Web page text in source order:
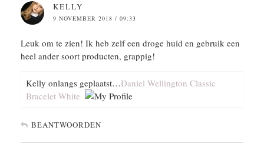
KELLY
9 NOVEMBER 2018 / 09:33
Leuk om te zien! Ik heb zelf een droge huid en gebruik een
heel ander soort producten, grappig!
Kelly onlangs geplaatst…Daniel Wellington Classic
Bracelet White
BEANTWOORDEN